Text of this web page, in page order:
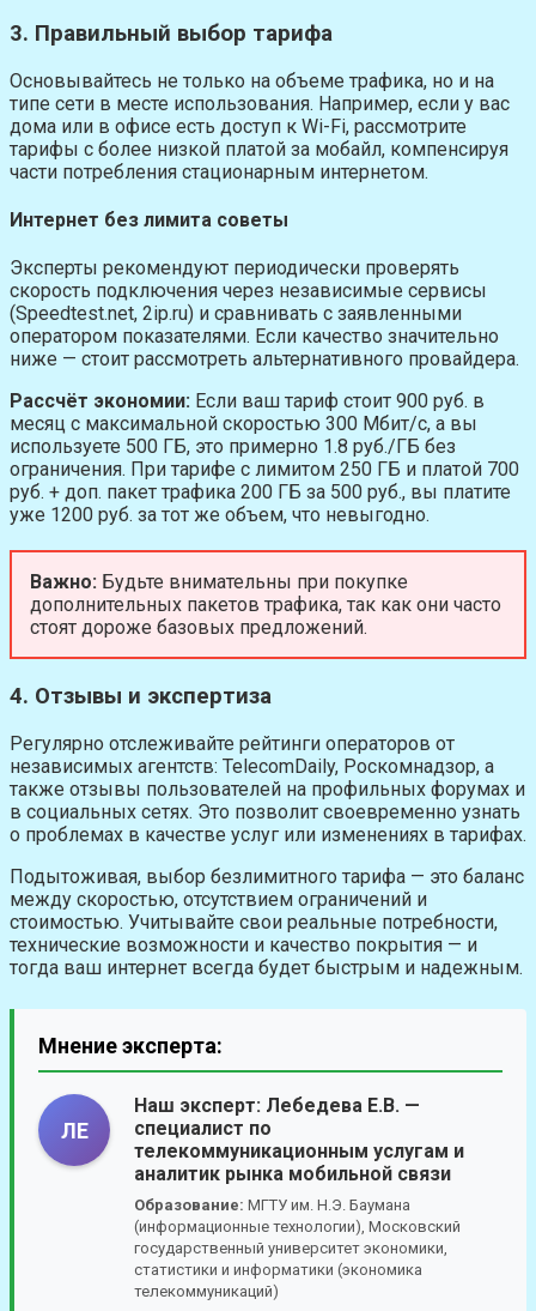
3. Правильный выбор тарифа
Основывайтесь не только на объеме трафика, но и на
типе сети в месте использования. Например, если у вас
дома или в офисе есть доступ к Wi-Fi, рассмотрите
тарифы с более низкой платой за мобайл, компенсируя
части потребления стационарным интернетом.
Интернет без лимита советы
Эксперты рекомендуют периодически проверять
скорость подключения через независимые сервисы
(Speedtest.net, 2ip.ru) и сравнивать с заявленными
оператором показателями. Если качество значительно
ниже — стоит рассмотреть альтернативного провайдера.
Рассчёт экономии: Если ваш тариф стоит 900 руб. в
месяц с максимальной скоростью 300 Мбит/с, а вы
используете 500 ГБ, это примерно 1.8 руб./ГБ без
ограничения. При тарифе с лимитом 250 ГБ и платой 700
руб. + доп. пакет трафика 200 ГБ за 500 руб., вы платите
уже 1200 руб. за тот же объем, что невыгодно.
Важно: Будьте внимательны при покупке
дополнительных пакетов трафика, так как они часто
стоят дороже базовых предложений.
4. Отзывы и экспертиза
Регулярно отслеживайте рейтинги операторов от
независимых агентств: TelecomDaily, Роскомнадзор, а
также отзывы пользователей на профильных форумах и
в социальных сетях. Это позволит своевременно узнать
о проблемах в качестве услуг или изменениях в тарифах.
Подытоживая, выбор безлимитного тарифа — это баланс
между скоростью, отсутствием ограничений и
стоимостью. Учитывайте свои реальные потребности,
технические возможности и качество покрытия — и
тогда ваш интернет всегда будет быстрым и надежным.
Мнение эксперта:
ЛЕ
Наш эксперт: Лебедева Е.В. —
специалист по
телекоммуникационным услугам и
аналитик рынка мобильной связи
Образование: МГТУ им. Н.Э. Баумана
(информационные технологии), Московский
государственный университет экономики,
статистики и информатики (экономика
телекоммуникаций)